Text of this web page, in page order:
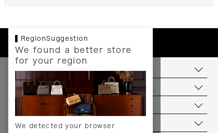
RegionSuggestion
We found a better store
for your region
We detected your browser
お支払いについて
配送について
送料について
返品について